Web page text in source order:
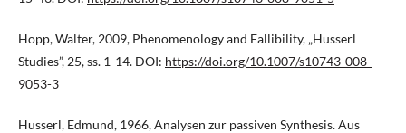
Hopp, Walter, 2009, Phenomenology and Fallibility, „Husserl
Studies”, 25, ss. 1-14. DOI: https://doi.org/10.1007/s10743-008-
9053-3
Husserl, Edmund, 1966, Analysen zur passiven Synthesis. Aus